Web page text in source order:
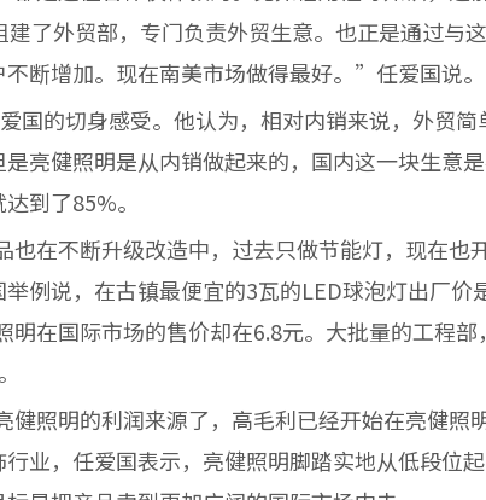
了外贸部，专门负责外贸生意。也正是通过与
断增加。现在南美市场做得最好。”任爱国说。
的切身感受。他认为，相对内销来说，外贸简
亮健照明是从内销做起来的，国内这一块生意
到了85%。
在不断升级改造中，过去只做节能灯，现在也
例说，在古镇最便宜的3瓦的LED球泡灯出厂价
明在国际市场的售价却在6.8元。大批量的工程
照明的利润来源了，高毛利已经开始在亮健照
业，任爱国表示，亮健照明脚踏实地从低段位